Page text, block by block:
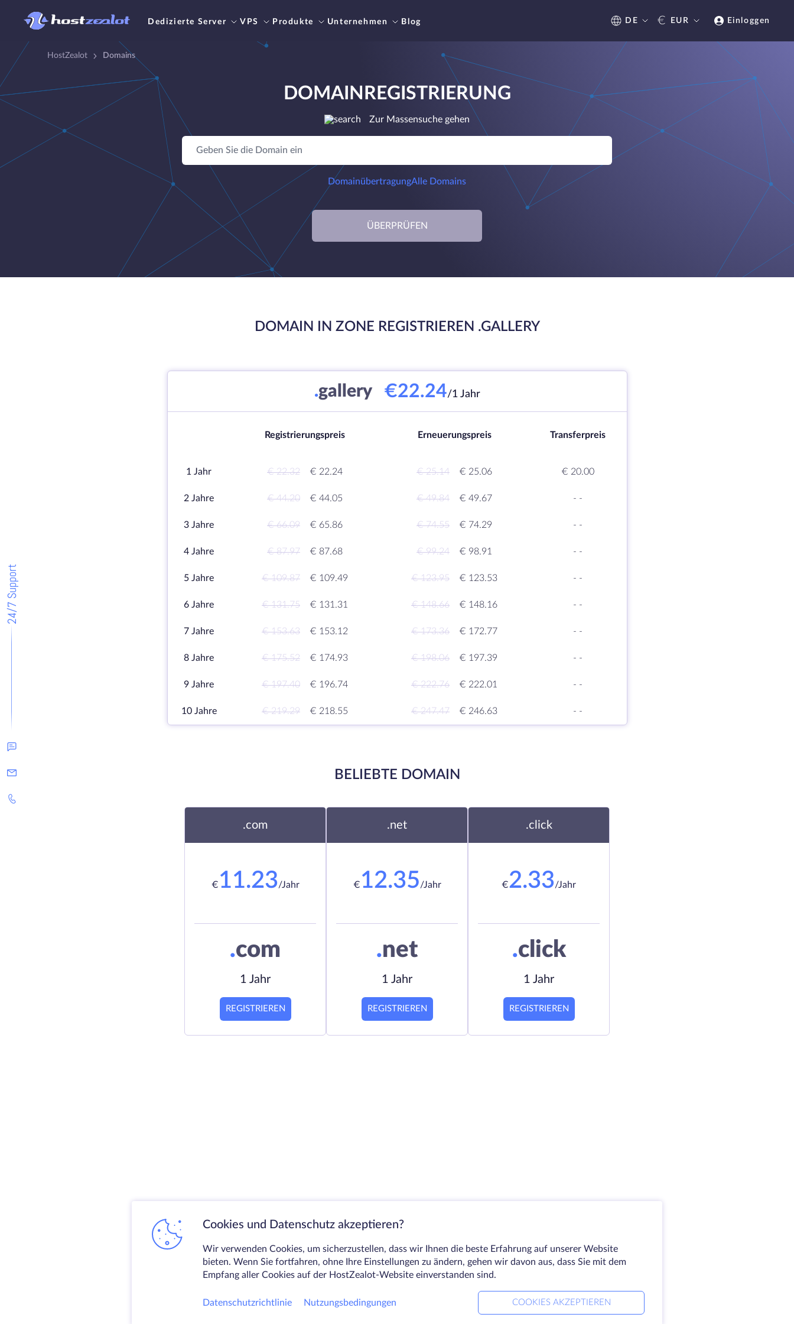
Dedizierte Server VPS Produkte Unternehmen Blog DE € EUR Einloggen
24/7 Support
HostZealot Domains
DOMAINREGISTRIERUNG
Zur Massensuche gehen
DomainübertragungAlle Domains
ÜBERPRÜFEN
DOMAIN IN ZONE REGISTRIEREN .GALLERY
.gallery €22.24/1 Jahr
Registrierungspreis Erneuerungspreis Transferpreis
1 Jahr € 22.32 € 22.24 € 25.14 € 25.06 € 20.00
2 Jahre € 44.20 € 44.05 € 49.84 € 49.67 - -
3 Jahre € 66.09 € 65.86 € 74.55 € 74.29 - -
4 Jahre € 87.97 € 87.68 € 99.24 € 98.91 - -
5 Jahre € 109.87 € 109.49 € 123.95 € 123.53 - -
6 Jahre € 131.75 € 131.31 € 148.66 € 148.16 - -
7 Jahre € 153.63 € 153.12 € 173.36 € 172.77 - -
8 Jahre € 175.52 € 174.93 € 198.06 € 197.39 - -
9 Jahre € 197.40 € 196.74 € 222.76 € 222.01 - -
10 Jahre € 219.29 € 218.55 € 247.47 € 246.63 - -
BELIEBTE DOMAIN
.com
€ 11.23/Jahr
.com
1 Jahr
REGISTRIEREN
.net
€ 12.35/Jahr
.net
1 Jahr
REGISTRIEREN
.click
€2.33/Jahr
.click
1 Jahr
REGISTRIEREN
Cookies und Datenschutz akzeptieren?
Wir verwenden Cookies, um sicherzustellen, dass wir Ihnen die beste Erfahrung auf unserer Website
bieten. Wenn Sie fortfahren, ohne Ihre Einstellungen zu ändern, gehen wir davon aus, dass Sie mit dem
Empfang aller Cookies auf der HostZealot-Website einverstanden sind.
Datenschutzrichtlinie Nutzungsbedingungen COOKIES AKZEPTIEREN